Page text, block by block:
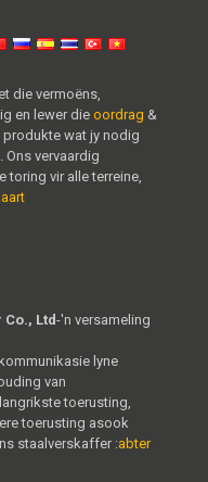
die vermoëns,
en lewer dieoordrag &
produkte wat jy nodig
Ons vervaardig
toring vir alle terreine,
Ltd-'n versameling
lyne
van
toerusting,
toerusting asook
staalverskaffer :abter